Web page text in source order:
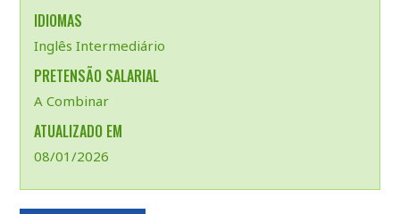
IDIOMAS
Inglês Intermediário
PRETENSÃO SALARIAL
A Combinar
ATUALIZADO EM
08/01/2026